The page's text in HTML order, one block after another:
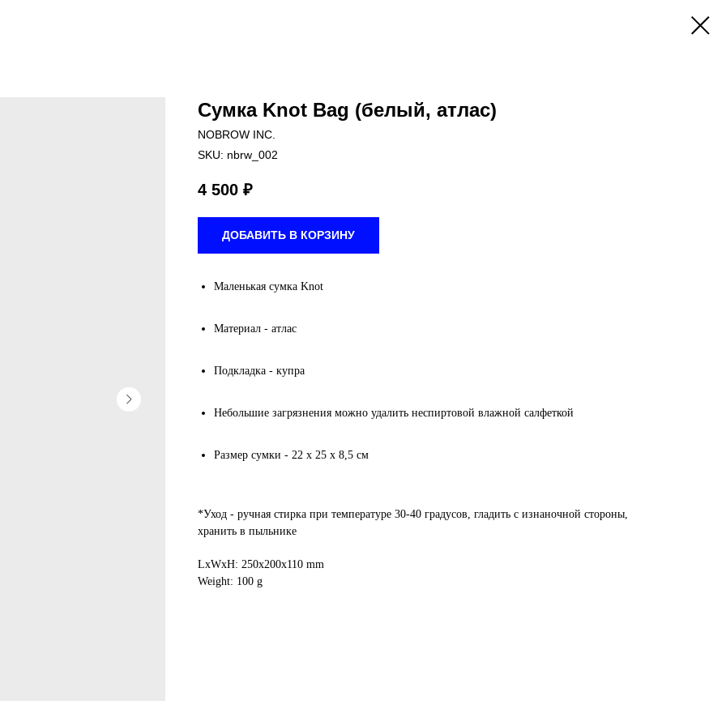
Сумка Knot Bag (белый, атлас)
NOBROW INC.
SKU: nbrw_002
4 500 ₽
ДОБАВИТЬ В КОРЗИНУ
Маленькая сумка Knot
Материал - атлас
Подкладка - купра
Небольшие загрязнения можно удалить неспиртовой влажной салфеткой
Размер сумки - 22 x 25 x 8,5 см
*Уход - ручная стирка при температуре 30-40 градусов, гладить с изнаночной стороны,
хранить в пыльнике
LxWxH: 250x200x110 mm
Weight: 100 g